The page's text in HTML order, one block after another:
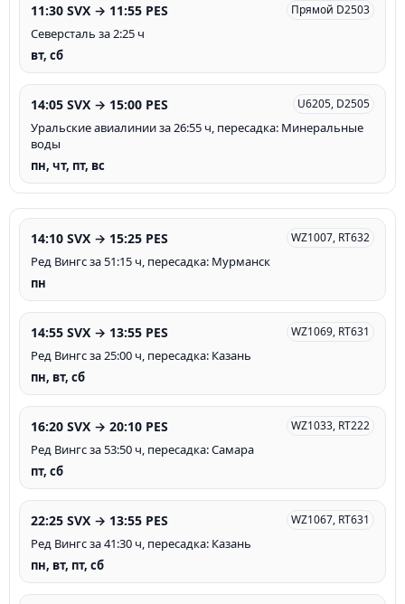
11:30 SVX → 11:55 PES Прямой D2503
Северсталь за 2:25 ч
вт, сб
14:05 SVX → 15:00 PES U6205, D2505
Уральские авиалинии за 26:55 ч, пересадка: Минеральные
воды
пн, чт, пт, вс
14:10 SVX → 15:25 PES WZ1007, RT632
Ред Вингс за 51:15 ч, пересадка: Мурманск
пн
14:55 SVX → 13:55 PES WZ1069, RT631
Ред Вингс за 25:00 ч, пересадка: Казань
пн, вт, сб
16:20 SVX → 20:10 PES WZ1033, RT222
Ред Вингс за 53:50 ч, пересадка: Самара
пт, сб
22:25 SVX → 13:55 PES WZ1067, RT631
Ред Вингс за 41:30 ч, пересадка: Казань
пн, вт, пт, сб